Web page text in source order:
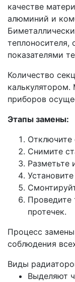
качестве
алюминий и
теплоносителя,
показателями
Количество
приборов
Этапы замены:
Отключите
Снимите
Разметьте
Проведите
протечек.
Процесс
соблюдения
Виды
Выделяют